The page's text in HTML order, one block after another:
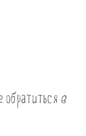
обратиться в